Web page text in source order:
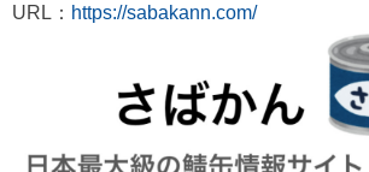
URL： https://sabakann.com/